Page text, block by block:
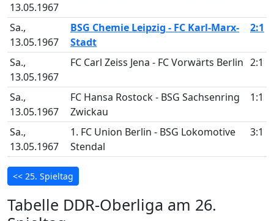
13.05.1967
Sa.,
13.05.1967
BSG Chemie Leipzig - FC Karl-Marx-
Stadt
2:1
Sa.,
13.05.1967
FC Carl Zeiss Jena - FC Vorwärts Berlin 2:1
Sa.,
13.05.1967
FC Hansa Rostock - BSG Sachsenring
Zwickau
1:1
Sa.,
13.05.1967
1. FC Union Berlin - BSG Lokomotive
Stendal
3:1
<< 25. Spieltag
Tabelle DDR-Oberliga am 26.